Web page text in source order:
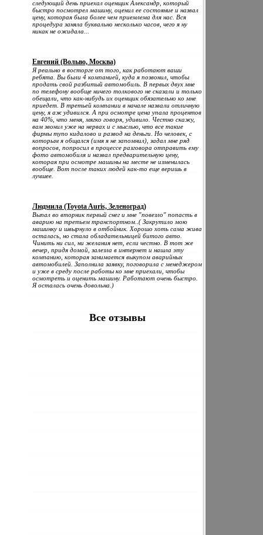
следующий день приехал оценщик Александр, который
быстро посмотрел машину, оценил ее состояние и назвал
цену, которая была более чем приемлема для нас. Вся
процедура заняла буквально несколько часов, чего я ну
никак не ожидала...
Евгений (Вольво, Москва)
Я реально в восторге от того, как работают ваши
ребята. Вы были 4 компанией, куда я позвонил, чтобы
продать свой разбитый автомобиль. В первых двух мне
по телефону вообще ничего толкового не сказали и только
обещали, что как-нибудь их оценщик обязательно ко мне
приедет. В третьей компании в начале назвали отличную
цену, я аж удивился. А при осмотре цена упала процентов
на 40%, что меня, мягко говоря, удивило. Честно скажу,
вам звонил уже на нервах и с мыслью, что все такие
фирмы тупо кидалово и развод на деньги. Но человек, с
которым я общался (имя я не запомнил), задал мне ряд
вопросов, попросил в процессе разговора отправить ему
фото автомобиля и назвал предварительную цену,
которая при осмотре машины на месте не изменилась
вообще. Вот после таких людей как-то еще веришь в
лучшее.
Людмила (Toyota Auris, Зеленоград)
Выпал во вторник первый снег и мне "повезло" попасть в
аварию на третьем транспортном..( Закрутило мою
машинку и швырнуло в отбойник. Хорошо хоть сама жива
осталась, но стала обладательницей битого авто.
Чинить ни сил, ни желания нет, если честно. В тот же
вечер, придя домой, залезла в интернет и нашла эту
компанию, которая занимается выкупом аварийных
автомобилей. Заполнила заявку, поговорила с менеджером
и уже в среду после работы ко мне приехали, чтобы
осмотреть и оценить машину. Работают очень быстро.
Я осталась очень довольна.)
Все отзывы